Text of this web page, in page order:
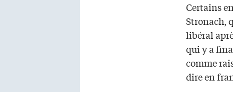
Certains
Stronach,
libéral
qui y a
comme
dire en